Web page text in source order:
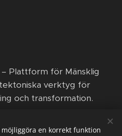
Plattform för Mänsklig
verktyg för
och transformation.
ägs och förvaltas av den
en korrekt funktion